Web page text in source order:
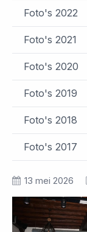
Foto's 2022
Foto's 2021
Foto's 2020
Foto's 2019
Foto's 2018
Foto's 2017
13 mei 2026